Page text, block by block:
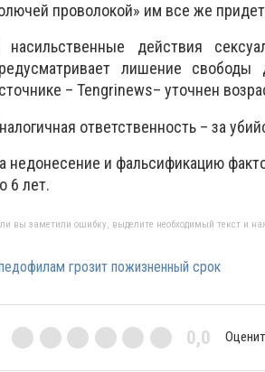
проволокой» им все же
насильственные действия
лишение
– Tengrinews– уточнен
ответственность – за
недонесение и фальсификацию
6 лет.
вы заметили ошибку, выделите необходимый текст и
грозит пожизненный срок
0,0